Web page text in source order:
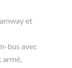
et
bus avec
armé,